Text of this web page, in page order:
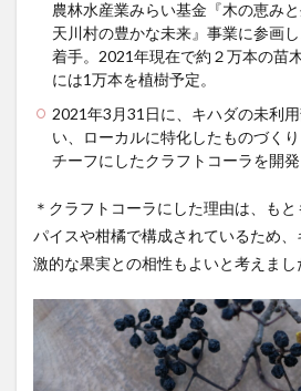
農林水産業みらい基金『木の恵みと
天川村の豊かな未来』事業に参画
着手。2021年現在で約２万本の苗
には1万本を植樹予定。
2021年3月31日に、キハダの未利
い、ローカルに特化したものづく
チーフにしたクラフトコーラを開発
＊クラフトコーラにした理由は、も
パイスや柑橘で構成されているため
激的な果実との相性もよいと考えまし
はちみつレモン
ノンアルコール
233コーラ
TÉTOTARŌ COLA
SPICE DRINK SYRUP クラフトコーラ
TOBA TOBA COLA
OFF COLA
TOKYOクラフトコーラ
UMAMI
YATA COLA
YOKOHAMAクラフ
アサヒ
アサヒ飲料 アップ
NiziU
ノンアル
F&F クラ
31アイスクリーム
8cco
CALEB's KOLA
CHIOICE COLA